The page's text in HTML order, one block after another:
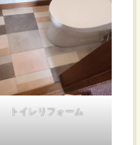
トイレリフォーム